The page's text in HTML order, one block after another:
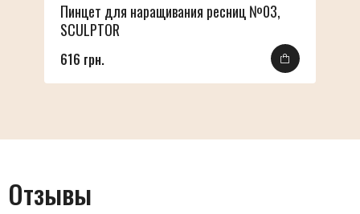
Пинцет для наращивания ресниц №03,
SCULPTOR
616 грн.
Отзывы